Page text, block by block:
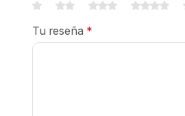
Tu reseña *